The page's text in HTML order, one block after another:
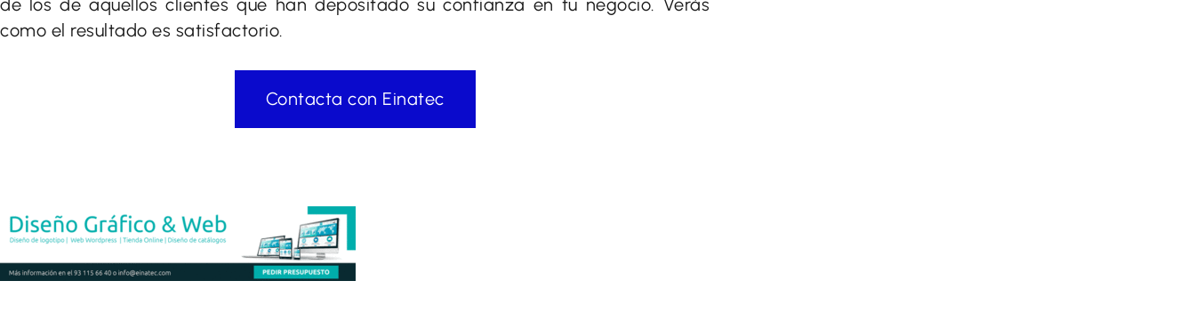
de los de aquellos clientes que han depositado su confianza en tu negocio. Verás
como el resultado es satisfactorio.
Contacta con Einatec